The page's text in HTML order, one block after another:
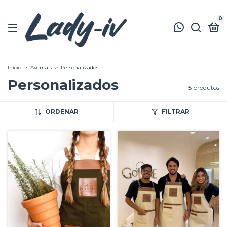
0
Início > Aventais > Personalizados
Personalizados 5 produtos
ORDENAR FILTRAR